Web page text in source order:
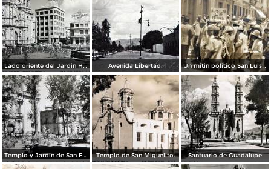
Lado oriente del Jardin Hidalgo. ( Circulada el 12 de Julio de 1957 ). Avenida Libertad. Un mitin politico San Luis Potosí 8 de Mayo de 1921
Templo y Jardin de San Francisco. Templo de San Miguelito. Santuario de Guadalupe